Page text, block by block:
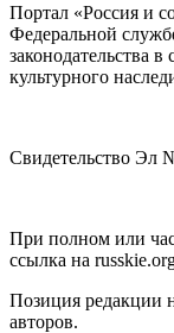
Портал «Россия и
Федеральной
законодательства
культурного
Свидетельство Эл
При полном или
ссылка на
Позиция редакции
авторов.